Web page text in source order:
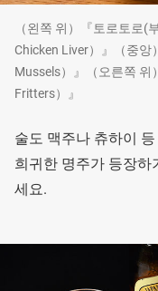
（왼쪽 위）『토로토로(
Chicken Liver）』（중앙
Mussels）』（오른쪽 위
Fritters）』
술도 맥주나 츄하이
희귀한 명주가 등장하
세요.